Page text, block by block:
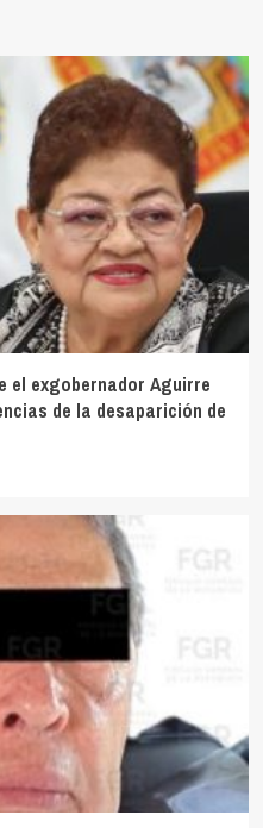
el exgobernador Aguirre
de la desaparición de